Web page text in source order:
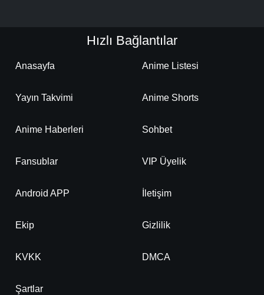
Hızlı Bağlantılar
Anasayfa Anime Listesi
Yayın Takvimi Anime Shorts
Anime Haberleri Sohbet
Fansublar VIP Üyelik
Android APP İletişim
Ekip Gizlilik
KVKK DMCA
Şartlar